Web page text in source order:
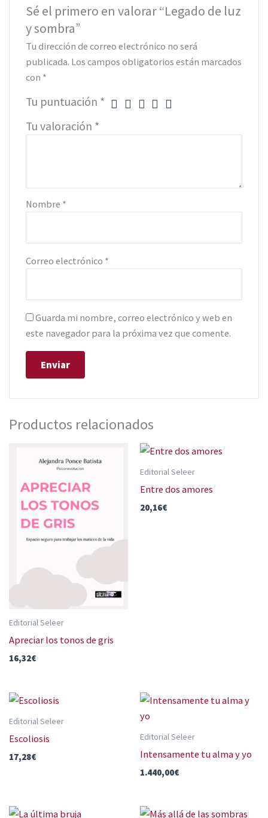
Sé el primero en valorar “Legado de luz
y sombra”
Tu dirección de correo electrónico no será
publicada. Los campos obligatorios están marcados
con *
Tu puntuación *
Tu valoración *
Nombre *
Correo electrónico *
Guarda mi nombre, correo electrónico y web en
este navegador para la próxima vez que comente.
Productos relacionados
Editorial Seleer
Apreciar los tonos de gris
16,32€
Editorial Seleer
Entre dos amores
20,16€
Editorial Seleer
Escoliosis
17,28€
Editorial Seleer
Intensamente tu alma y yo
1.440,00€